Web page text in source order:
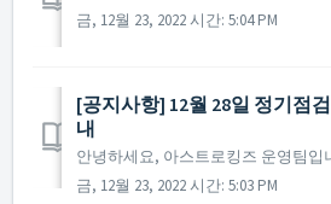
금, 12월 23, 2022 시간: 5:04 PM
[공지사항] 12월 28일 정기점
내
금, 12월 23, 2022 시간: 5:03 PM